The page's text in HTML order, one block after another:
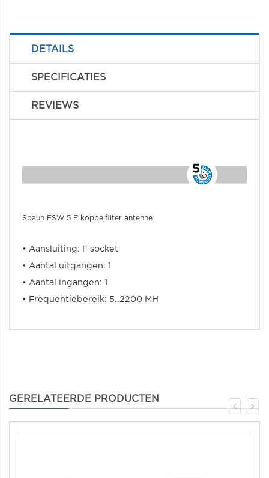
DETAILS
SPECIFICATIES
REVIEWS
Spaun FSW 5 F koppelfilter antenne
• Aansluiting: F socket
• Aantal uitgangen: 1
• Aantal ingangen: 1
• Frequentiebereik: 5..2200 MH
GERELATEERDE PRODUCTEN